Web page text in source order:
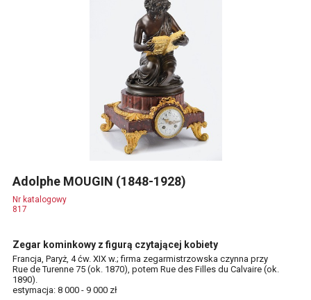
Adolphe MOUGIN (1848-1928)
Nr katalogowy
817
Zegar kominkowy z figurą czytającej kobiety
Francja, Paryż, 4 ćw. XIX w.; firma zegarmistrzowska czynna przy
Rue de Turenne 75 (ok. 1870), potem Rue des Filles du Calvaire (ok.
1890).
estymacja: 8 000 - 9 000 zł